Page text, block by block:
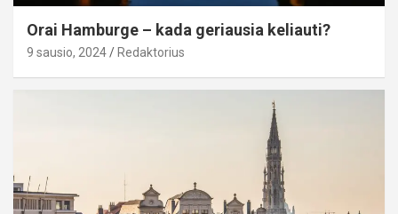
Orai Hamburge – kada geriausia keliauti?
9 sausio, 2024 Redaktorius